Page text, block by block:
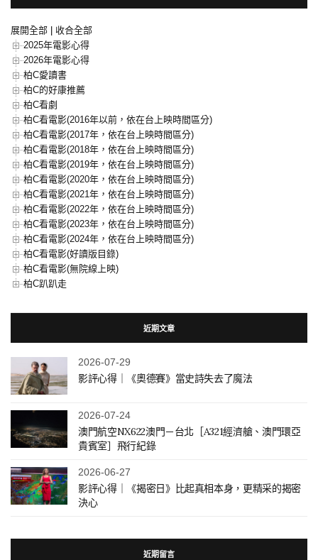
展開全部
收合全部
2025年電影心得
2026年電影心得
柏C愛讀書
柏C的好康推薦
柏C看劇
柏C看電影(2016年以前，依在台上映時間區分)
柏C看電影(2017年，依在台上映時間區分)
柏C看電影(2018年，依在台上映時間區分)
柏C看電影(2019年，依在台上映時間區分)
柏C看電影(2020年，依在台上映時間區分)
柏C看電影(2021年，依在台上映時間區分)
柏C看電影(2022年，依在台上映時間區分)
柏C看電影(2023年，依在台上映時間區分)
柏C看電影(2024年，依在台上映時間區分)
柏C看電影(好讀版目錄)
柏C看電影(無院線上映)
柏C趴趴走
近期文章
2026-07-29
影評心得｜《奧德賽》當史詩失去了魔法
2026-07-24
澳門航空NX622澳門－台北［A321經濟艙、澳門環亞
貴賓室］飛行紀錄
2026-06-27
影評心得｜《揭密日》比起真相本身，更精采的揭密
決心
近期留言